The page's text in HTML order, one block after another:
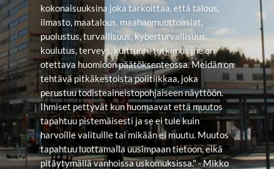
kokonaisuuksina joka tarkoittaa, että talous,
ilmasto, maatalous, maahanmuuttoasiat,
puolustus, turvallisuus, kyberturvallisuus,
koulutus, terveys, kulttuuri, tutkimus jne on
otettava huomioon päätöksenteossa. Meidän on
tehtävä pitkäkestoista politiikkaa, joka
perustuu todisteaineistopohjaiseen näyttöön.
Ihmiset pettyvät kun huomaavat että muutos
tapahtuu pistemäisesti ja se ei tule kuin
harvoille valituille tai mikään ei muutu. Muutos
tapahtuu luottamalla uusimpaan tietoon, eikä
pitäytymällä vanhoissa uskomuksissa." - Mikko